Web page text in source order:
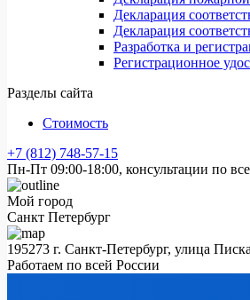
Декларация
Декларация
Разработка и
Регистрационное
Разделы сайта
Стоимость
+7 (812) 748-57-15
Пн-Пт 09:00-18:00, консультации по
Мой город
Санкт Петербург
195273 г. Санкт-Петербург, улица
Работаем по всей России